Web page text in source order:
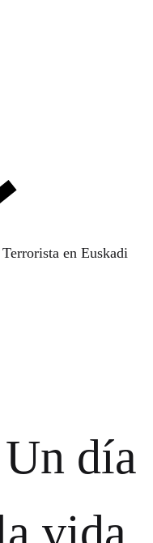
en Euskadi
día